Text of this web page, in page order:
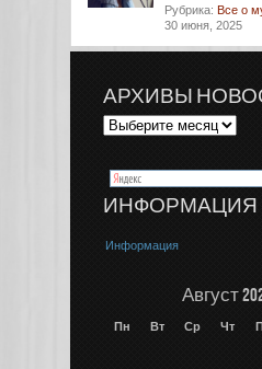
Рубрика: Все о
30 июня, 2025
АРХИВЫ
ИНФОРМАЦИЯ
Информация
Август
Пн Вт Ср Чт